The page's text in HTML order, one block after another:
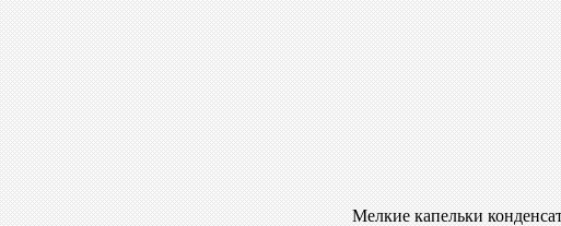
Мелкие капельки